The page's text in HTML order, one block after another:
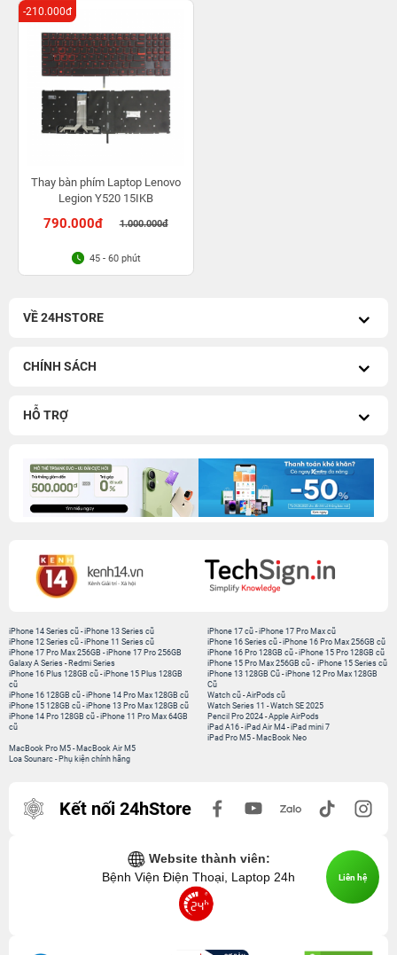
Thay bàn phím Laptop Lenovo
Legion Y520 15IKB
790.000đ 1.000.000đ
-210.000đ
45 - 60 phút
VỀ 24HSTORE
CHÍNH SÁCH
HỖ TRỢ
iPhone 14 Series cũ -iPhone 13 Series cũ
iPhone 12 Series cũ -iPhone 11 Series cũ
iPhone 17 Pro Max 256GB -iPhone 17 Pro 256GB
Galaxy A Series - Redmi Series
iPhone 17 cũ -iPhone 17 Pro Max cũ
iPhone 16 Series cũ - iPhone 16 Pro Max 256GB cũ
iPhone 16 Pro 128GB cũ -iPhone 15 Pro 128GB cũ
iPhone 15 Pro Max 256GB cũ - iPhone 15 Series cũ
iPhone 16 Plus 128GB cũ -iPhone 15 Plus 128GB
cũ
iPhone 16 128GB cũ -iPhone 14 Pro Max 128GB cũ
iPhone 15 128GB cũ -iPhone 13 Pro Max 128GB cũ
iPhone 14 Pro 128GB cũ -iPhone 11 Pro Max 64GB
cũ
iPhone 13 128GB Cũ -iPhone 12 Pro Max 128GB
Cũ
Watch cũ -AirPods cũ
Watch Series 11 -Watch SE 2025
Pencil Pro 2024 -Apple AirPods
iPad A16 -iPad Air M4 -iPad mini 7
iPad Pro M5 - MacBook Neo
MacBook Pro M5 - MacBook Air M5
Loa Sounarc - Phụ kiện chính hãng
Kết nối 24hStore
Website thành viên:
Bệnh Viện Điện Thoại, Laptop 24h
Liên hệ